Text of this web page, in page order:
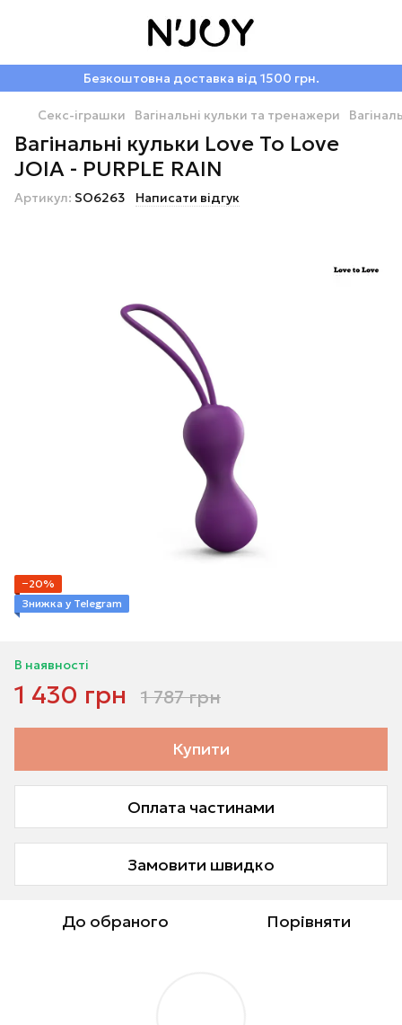
Безкоштовна доставка від 1500 грн.
Секс-іграшки Вагінальні кульки та тренажери
Вагінальні кульки Love To Love
JOIA - PURPLE RAIN
Артикул: SO6263 Написати відгук
−20%
Знижка у Telegram
В наявності
1 430 грн 1 787 грн
Купити
Оплата частинами
Замовити швидко
До обраного Порівняти